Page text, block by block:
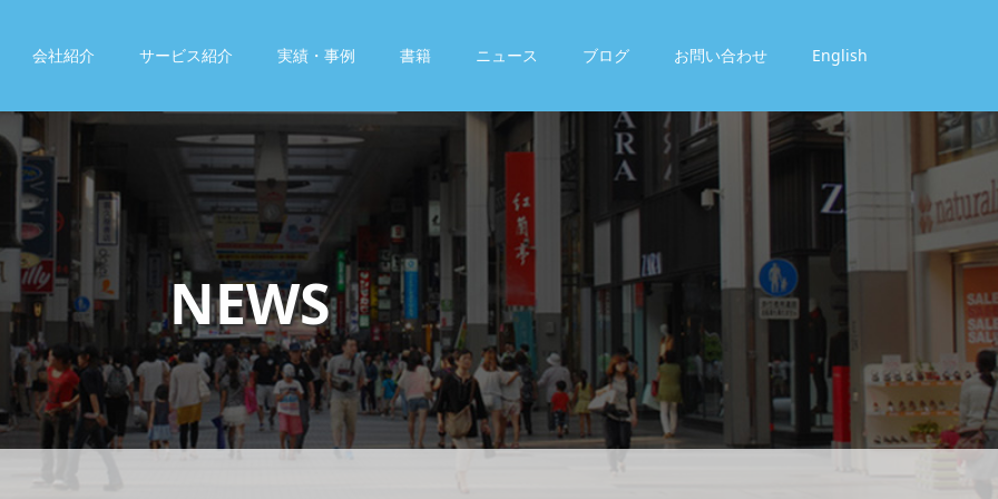
会社紹介 サービス紹介 実績・事例 書籍 ニュース ブログ お問い合わせ English
NEWS